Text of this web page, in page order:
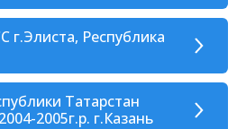
г.Элиста, Республика
Татарстан
2005г.р. г.Казань